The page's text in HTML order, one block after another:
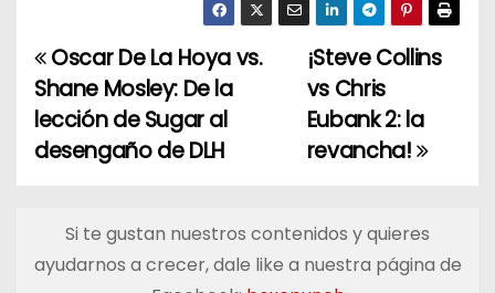
N
a
v
g
¡Steve Collins
vs Chris
Eubank 2: la
revancha!
Oscar De La Hoya vs.
Shane Mosley: De la
lección de Sugar al
desengaño de DLH
Si te gustan nuestros contenidos y quieres
ayudarnos a crecer, dale like a nuestra página de